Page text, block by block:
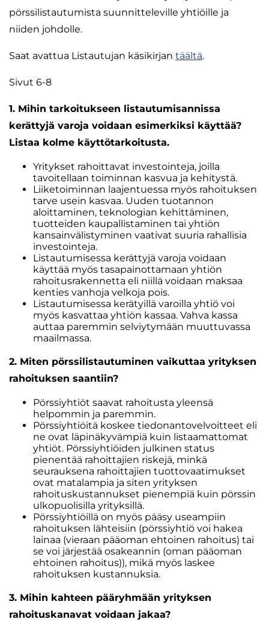
pörssilistautumista suunnitteleville yhtiöille ja
niiden johdolle.
Saat avattua Listautujan käsikirjan täältä.
Sivut 6-8
1. Mihin tarkoitukseen listautumisannissa
kerättyjä varoja voidaan esimerkiksi käyttää?
Listaa kolme käyttötarkoitusta.
Yritykset rahoittavat investointeja, joilla
tavoitellaan toiminnan kasvua ja kehitystä.
Liiketoiminnan laajentuessa myös rahoituksen
tarve usein kasvaa. Uuden tuotannon
aloittaminen, teknologian kehittäminen,
tuotteiden kaupallistaminen tai yhtiön
kansainvälistyminen vaativat suuria rahallisia
investointeja.
Listautumisessa kerättyjä varoja voidaan
käyttää myös tasapainottamaan yhtiön
rahoitusrakennetta eli niillä voidaan maksaa
kenties vanhoja velkoja pois.
Listautumisessa kerätyillä varoilla yhtiö voi
myös kasvattaa yhtiön kassaa. Vahva kassa
auttaa paremmin selviytymään muuttuvassa
maailmassa.
2. Miten pörssilistautuminen vaikuttaa yrityksen
rahoituksen saantiin?
Pörssiyhtiöt saavat rahoitusta yleensä
helpommin ja paremmin.
Pörssiyhtiöitä koskee tiedonantovelvoitteet eli
ne ovat läpinäkyvämpiä kuin listaamattomat
yhtiöt. Pörssiyhtiöiden julkinen status
pienentää rahoittajien riskejä, minkä
seurauksena rahoittajien tuottovaatimukset
ovat matalampia ja siten yrityksen
rahoituskustannukset pienempiä kuin pörssin
ulkopuolisilla yrityksillä.
Pörssiyhtiöillä on myös pääsy useampiin
rahoituksen lähteisiin (pörssiyhtiö voi hakea
lainaa (vieraan pääoman ehtoinen rahoitus) tai
se voi järjestää osakeannin (oman pääoman
ehtoinen rahoitus)), mikä myös laskee
rahoituksen kustannuksia.
3. Mihin kahteen pääryhmään yrityksen
rahoituskanavat voidaan jakaa?